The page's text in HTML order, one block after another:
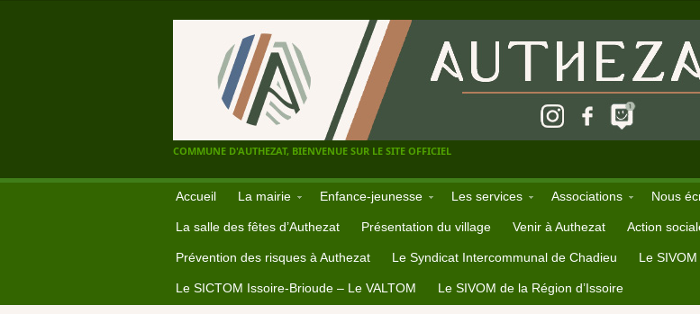
COMMUNE D'AUTHEZAT, BIENVENUE SUR LE SITE OFFICIEL
Accueil La mairie Enfance-jeunesse Les services Associations Nous
La salle des fêtes d’Authezat Présentation du village Venir à Authezat Action
Prévention des risques à Authezat Le Syndicat Intercommunal de Chadieu Le
Le SICTOM Issoire-Brioude – Le VALTOM Le SIVOM de la Région d’Issoire